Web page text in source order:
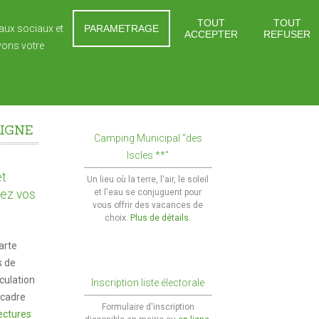
Marchés et foires
Cimetières
Intercommunalité
Maison de services au public
JEUNESSE
élémentaire
scolaire
SOLIDARITÉS
Le CLIC
Camping Municipal "des
Iscles **"
Un lieu où la terre, l'air, le soleil
et l'eau se conjuguent pour
vous offrir des vacances de
choix. Plus de détails.
Inscription liste électorale
Formulaire d'inscription
vos
de
sociaux et
votre
PARAMETRAGE
TOUT
ACCEPTER
TOUT
REFUSER